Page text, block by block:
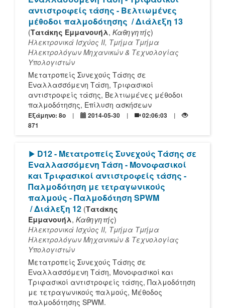
αντιστροφείς τάσης - Βελτιωμένες
μέθοδοι παλμοδότησης / Διάλεξη 13
(Τατάκης Εμμανουήλ, Καθηγητής)
Ηλεκτρονικά Ισχύος ΙΙ, Τμήμα Τμήμα
Ηλεκτρολόγων Μηχανικών & Τεχνολογίας
Υπολογιστών
Μετατροπείς Συνεχούς Τάσης σε
Εναλλασσόμενη Τάση, Τριφασικοί
αντιστροφείς τάσης, Βελτιωμένες μέθοδοι
παλμοδότησης, Επίλυση ασκήσεων
Εξάμηνο: 8o 2014-05-30
02:06:03
871
[Play]
D12 - Μετατροπείς Συνεχούς Τάσης σε
Εναλλασσόμενη Τάση - Μονοφασικοί
και Τριφασικοί αντιστροφείς τάσης -
Παλμοδότηση με τετραγωνικούς
παλμούς - Παλμοδότηση SPWM
/ Διάλεξη 12 (Τατάκης
Εμμανουήλ, Καθηγητής)
Ηλεκτρονικά Ισχύος ΙΙ, Τμήμα Τμήμα
Ηλεκτρολόγων Μηχανικών & Τεχνολογίας
Υπολογιστών
Μετατροπείς Συνεχούς Τάσης σε
Εναλλασσόμενη Τάση, Μονοφασικοί και
Τριφασικοί αντιστροφείς τάσης, Παλμοδότηση
με τετραγωνικούς παλμούς, Mέθοδος
παλμοδότησης SPWΜ.